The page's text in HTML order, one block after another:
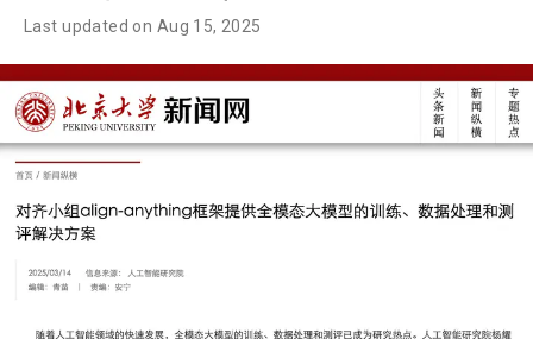
Last updated on Aug 15, 2025